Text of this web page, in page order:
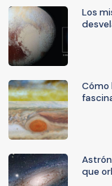
Los
Cómo
que